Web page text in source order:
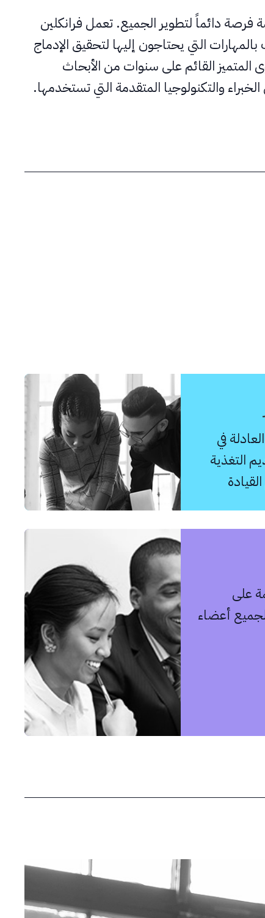
فرصة دائماً لتطوير الجميع. تعمل فرانكلين
التي يحتاجون إليها لتحقيق الإدماج
المتميز القائم على سنوات من الأبحاث
والتكنولوجيا المتقدمة التي تستخدمها.
في
التغذية
على
لجميع أعضاء